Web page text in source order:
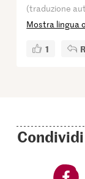
(traduzione
Mostra lingua
1